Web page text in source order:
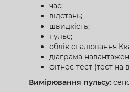
час;
відстань;
швидкість;
пульс;
облік спалювання
діаграма
фітнес-тест (тест на
Вимірювання пульсу: